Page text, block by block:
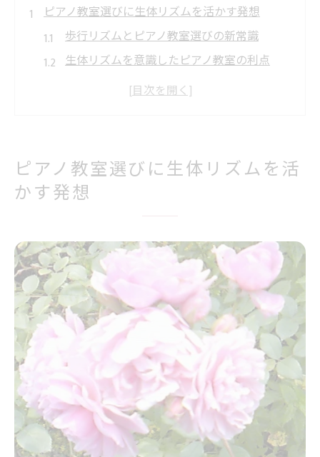
ピアノ教室選びに生体リズムを活かす発想
歩行リズムとピアノ教室選びの新常識
生体リズムを意識したピアノ教室の利点
ピアノ教室で感じる二拍子と四拍子の魅力
大人初心者が通いやすいピアノ教室の魅力
大人初心者にも優しいピアノ教室の特徴
ピアノ教室で安心できるサポート体制とは
無理なく続くピアノ教室のレッスン内容
ピアノ教室で趣味を楽しむ大人の魅力発見
歩行リズムと紐づくピアノ教室のおすすめ理由
二拍子リズムが学べるピアノ教室の魅力
歩く動きとピアノ教室レッスンの関係性
ピアノ教室で歩行リズムを音楽に活かす方
法
おすすめピアノ教室で自然なテンポ感を習
得
ピアノ教室選びに生体リズムを活
かす発想